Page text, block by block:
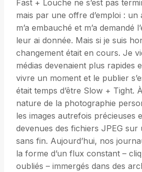
Fast + Louche ne s’est pas
mais par une offre d’emploi : un
m’a embauché et m’a demandé
leur ai donnée. Mais si je suis
changement était en cours. Je
médias devenaient plus rapides
vivre un moment et le publier
était temps d’être Slow + Tight.
nature de la photographie
les images autrefois précieuses
devenues des fichiers JPEG sur
sans fin. Aujourd’hui, nos
la forme d’un flux constant –
oubliés – immergés dans des